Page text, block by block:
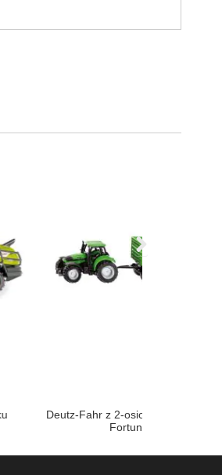
Fahr z 2-osiową przyczepą